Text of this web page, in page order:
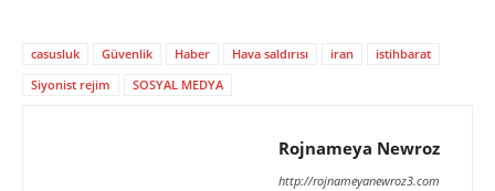
casusluk Güvenlik Haber Hava saldırısı iran
istihbarat
Siyonist rejim
SOSYAL MEDYA
Rojnameya Newroz
http://rojnameyanewroz3.com